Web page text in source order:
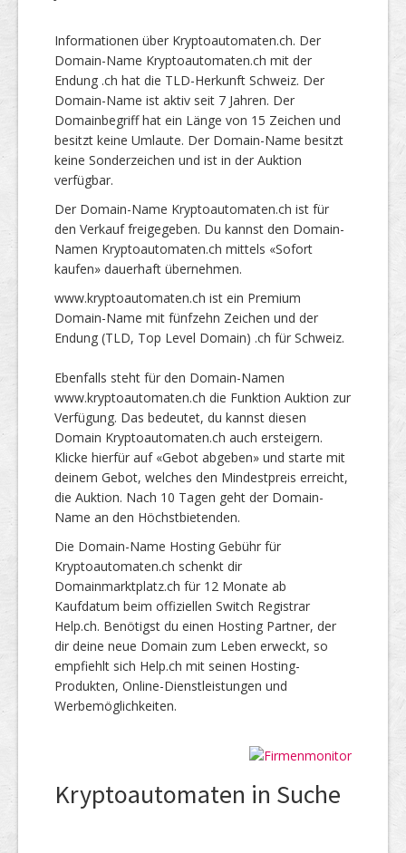
Informationen über Kryptoautomaten.ch. Der
Domain-Name Kryptoautomaten.ch mit der
Endung .ch hat die TLD-Herkunft Schweiz. Der
Domain-Name ist aktiv seit 7 Jahren. Der
Domainbegriff hat ein Länge von 15 Zeichen und
besitzt keine Umlaute. Der Domain-Name besitzt
keine Sonderzeichen und ist in der Auktion
verfügbar.
Der Domain-Name Kryptoautomaten.ch ist für
den Verkauf freigegeben. Du kannst den Domain-
Namen Kryptoautomaten.ch mittels «Sofort
kaufen» dauerhaft übernehmen.
www.kryptoautomaten.ch ist ein Premium
Domain-Name mit fünfzehn Zeichen und der
Endung (TLD, Top Level Domain) .ch für Schweiz.
Ebenfalls steht für den Domain-Namen
www.kryptoautomaten.ch die Funktion Auktion zur
Verfügung. Das bedeutet, du kannst diesen
Domain Kryptoautomaten.ch auch ersteigern.
Klicke hierfür auf «Gebot abgeben» und starte mit
deinem Gebot, welches den Mindestpreis erreicht,
die Auktion. Nach 10 Tagen geht der Domain-
Name an den Höchstbietenden.
Die Domain-Name Hosting Gebühr für
Kryptoautomaten.ch schenkt dir
Domainmarktplatz.ch für 12 Monate ab
Kaufdatum beim offiziellen Switch Registrar
Help.ch. Benötigst du einen Hosting Partner, der
dir deine neue Domain zum Leben erweckt, so
empfiehlt sich Help.ch mit seinen Hosting-
Produkten, Online-Dienstleistungen und
Werbemöglichkeiten.
Kryptoautomaten in Suche